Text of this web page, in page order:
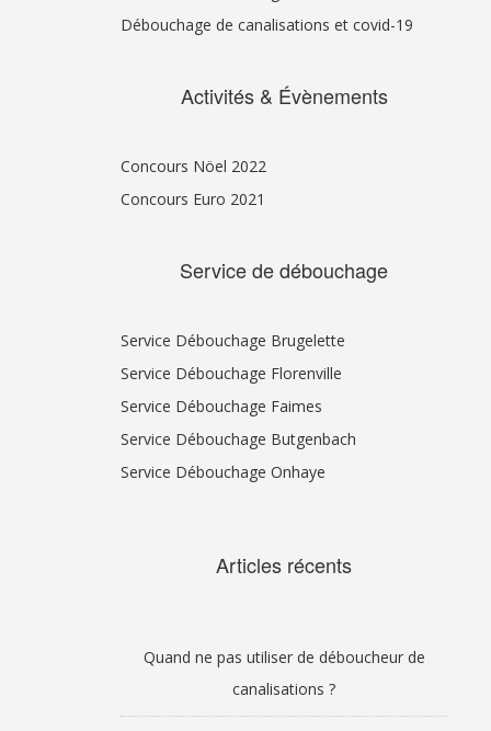
Débouchage de canalisations et covid-19
Activités & Évènements
Concours Nöel 2022
Concours Euro 2021
Service de débouchage
Service Débouchage Brugelette
Service Débouchage Florenville
Service Débouchage Faimes
Service Débouchage Butgenbach
Service Débouchage Onhaye
Articles récents
Quand ne pas utiliser de déboucheur de
canalisations ?